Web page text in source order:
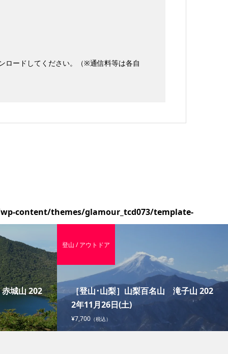
ロードしてください。（※通信料等は各自
content/themes/glamour_tcd073/template-
城山 202
［登山･山梨］山梨百名山 滝子山 202
2年11月26日(土)
¥7,700（税込）
登山 / アウトドア